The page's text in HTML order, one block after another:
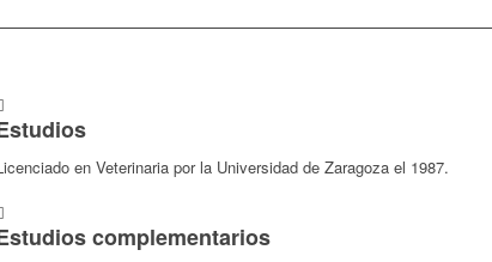
en Veterinaria por la Universidad de Zaragoza el 1987.
complementarios